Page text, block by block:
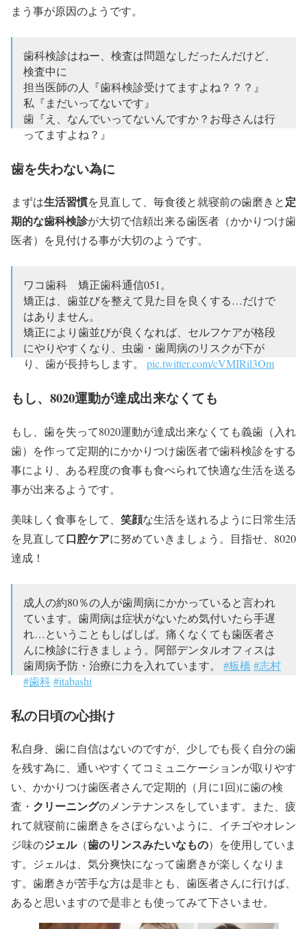
まう事が原因のようです。
歯科検診はねー、検査は問題なしだったんだけど、
検査中に
担当医師の人『歯科検診受けてますよね？？？』
私『まだいってないです』
歯『え、なんでいってないんですか？お母さんは行
ってますよね？』
歯『なんでですか？予防歯科が必要なのは知ってま
— ゆききち@子育て垢 (@yukikichi234)2017年10月27
日
歯を失わない為に
まずは生活習慣を見直して、毎食後と就寝前の歯磨きと定
期的な歯科検診が大切で信頼出来る歯医者（かかりつけ歯
医者）を見付ける事が大切のようです。
ワコ歯科 矯正歯科通信051。
矯正は、歯並びを整えて見た目を良くする…だけで
はありません。
矯正により歯並びが良くなれば、セルフケアが格段
にやりやすくなり、虫歯・歯周病のリスクが下が
り、歯が長持ちします。 pic.twitter.com/cVMIRil3Om
— ワコ歯科 川崎中原区 予防歯科 長崎祥吾
(@nodril_dentist)2017年10月24日
もし、8020運動が達成出来なくても
もし、歯を失って8020運動が達成出来なくても義歯（入れ
歯）を作って定期的にかかりつけ歯医者で歯科検診をする
事により、ある程度の食事も食べられて快適な生活を送る
事が出来るようです。
美味しく食事をして、 笑顔な生活を送れるように日常生活
を見直して口腔ケアに努めていきましょう。目指せ、8020
達成！
成人の約80％の人が歯周病にかかっていると言われ
ています。歯周病は症状がないため気付いたら手遅
れ…ということもしばしば。痛くなくても歯医者さ
んに検診に行きましょう。阿部デンタルオフィスは
歯周病予防・治療に力を入れています。 #板橋 #志村
#歯科#itabashi
— 阿部デンタルオフィス (@ABE_DENTAL_O)
年11月2日
私の日頃の心掛け
私自身、歯に自信はないのですが、少しでも長く自分の歯
を残す為に、通いやすくてコミュニケーションが取りやす
い、かかりつけ歯医者さんで定期的（月に1回)に歯の検
査・ クリーニングのメンテナンスをしています。また、疲
れて就寝前に歯磨きをさぼらないように、イチゴやオレン
ジ味のジェル（歯のリンスみたいなもの）を使用していま
す。ジェルは、気分爽快になって歯磨きが楽しくなりま
す。歯磨きが苦手な方は是非とも、歯医者さんに行けば、
あると思いますので是非とも使ってみて下さいませ。